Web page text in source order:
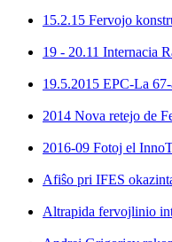
15.2.15 Fervojo
19 - 20.11 Internacia
19.5.2015 EPC-La
2014 Nova retejo de
2016-09 Fotoj el
Afiŝo pri IFES
Altrapida fervojlinio